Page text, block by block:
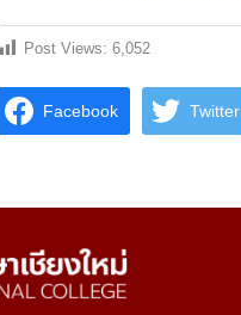
Post Views: 6,052
Facebook Twitter